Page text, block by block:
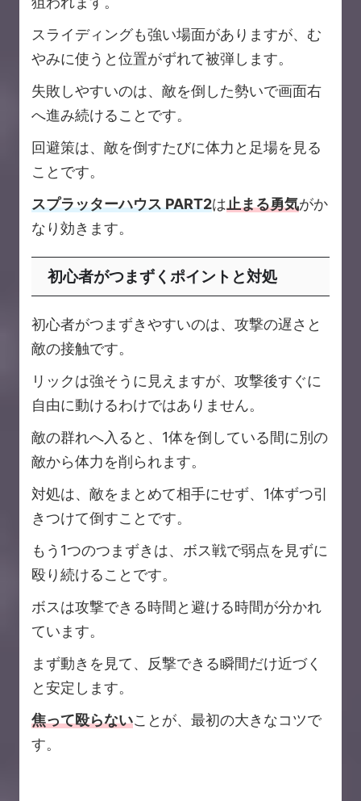
スライディングも強い場面がありますが、む
やみに使うと位置がずれて被弾します。
失敗しやすいのは、敵を倒した勢いで画面右
へ進み続けることです。
回避策は、敵を倒すたびに体力と足場を見る
ことです。
スプラッターハウス PART2は止まる勇気がか
なり効きます。
初心者がつまずくポイントと対処
初心者がつまずきやすいのは、攻撃の遅さと
敵の接触です。
リックは強そうに見えますが、攻撃後すぐに
自由に動けるわけではありません。
敵の群れへ入ると、1体を倒している間に別の
敵から体力を削られます。
対処は、敵をまとめて相手にせず、1体ずつ引
きつけて倒すことです。
もう1つのつまずきは、ボス戦で弱点を見ずに
殴り続けることです。
ボスは攻撃できる時間と避ける時間が分かれ
ています。
まず動きを見て、反撃できる瞬間だけ近づく
と安定します。
焦って殴らないことが、最初の大きなコツで
す。